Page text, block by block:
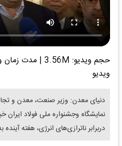
حجم ویدیو: 3.56M | مدت زمان
ویدیو
دنیای معدن: وزیر صنعت، معدن و
نمایشگاه وجشنواره ملی فولاد ایران
دربرابر ناترازی‌های انرژی، هفته